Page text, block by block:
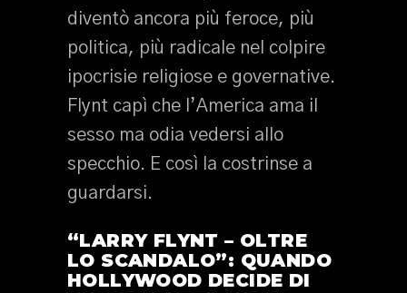
diventò ancora più feroce, più
politica, più radicale nel colpire
ipocrisie religiose e governative.
Flynt capì che l’America ama il
sesso ma odia vedersi allo
specchio. E così la costrinse a
guardarsi.
“LARRY FLYNT – OLTRE
LO SCANDALO”: QUANDO
HOLLYWOOD DECIDE DI